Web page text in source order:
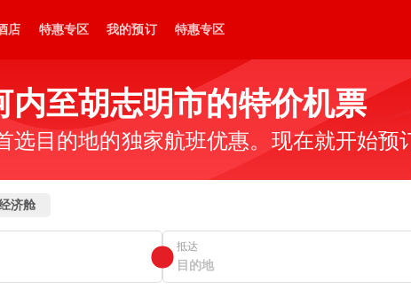
店 特惠专区 我的预订 特惠专区
内至胡志明市的特价机票
选目的地的独家航班优惠。现在就开始预
济舱
抵达